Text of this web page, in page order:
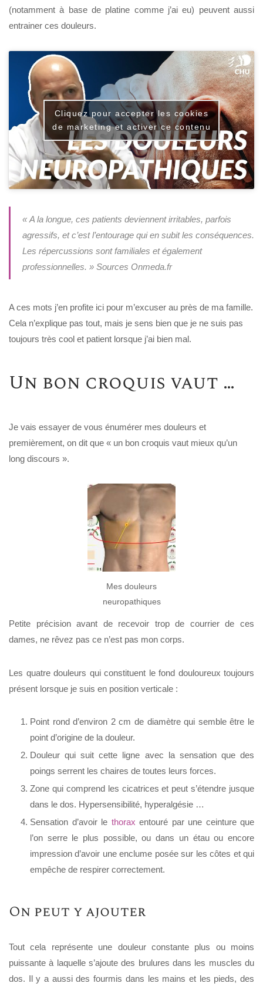
(notamment à base de platine comme j’ai eu) peuvent aussi
entrainer ces douleurs.
Cliquez pour accepter les cookies
de marketing et activer ce contenu
« A la longue, ces patients deviennent irritables, parfois
agressifs, et c’est l’entourage qui en subit les conséquences.
Les répercussions sont familiales et également
professionnelles. » Sources Onmeda.fr
A ces mots j’en profite ici pour m’excuser au près de ma famille.
Cela n’explique pas tout, mais je sens bien que je ne suis pas
toujours très cool et patient lorsque j’ai bien mal.
Un bon croquis vaut …
Je vais essayer de vous énumérer mes douleurs et
premièrement, on dit que « un bon croquis vaut mieux qu’un
long discours ».
Mes douleurs
neuropathiques
Petite précision avant de recevoir trop de courrier de ces
dames, ne rêvez pas ce n’est pas mon corps.
Les quatre douleurs qui constituent le fond douloureux toujours
présent lorsque je suis en position verticale :
Point rond d’environ 2 cm de diamètre qui semble être le
point d’origine de la douleur.
Douleur qui suit cette ligne avec la sensation que des
poings serrent les chaires de toutes leurs forces.
Zone qui comprend les cicatrices et peut s’étendre jusque
dans le dos. Hypersensibilité, hyperalgésie …
Sensation d’avoir le thorax entouré par une ceinture que
l’on serre le plus possible, ou dans un étau ou encore
impression d’avoir une enclume posée sur les côtes et qui
empêche de respirer correctement.
On peut y ajouter
Tout cela représente une douleur constante plus ou moins
puissante à laquelle s’ajoute des brulures dans les muscles du
dos. Il y a aussi des fourmis dans les mains et les pieds, des